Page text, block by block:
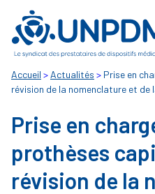
Accueil > Actualités > Prise en
révision de la nomenclature et
Prise en
prothèses
révision de la